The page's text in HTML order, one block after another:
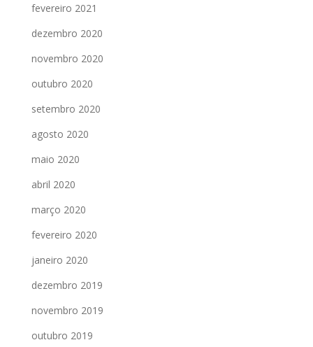
fevereiro 2021
dezembro 2020
novembro 2020
outubro 2020
setembro 2020
agosto 2020
maio 2020
abril 2020
março 2020
fevereiro 2020
janeiro 2020
dezembro 2019
novembro 2019
outubro 2019